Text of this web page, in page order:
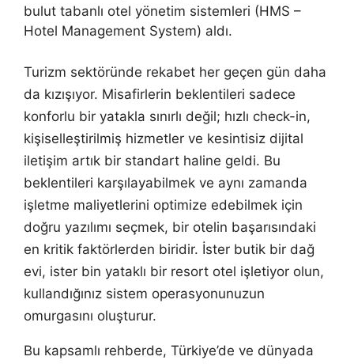
bulut tabanlı otel yönetim sistemleri (HMS –
Hotel Management System) aldı.
Turizm sektöründe rekabet her geçen gün daha
da kızışıyor. Misafirlerin beklentileri sadece
konforlu bir yatakla sınırlı değil; hızlı check-in,
kişiselleştirilmiş hizmetler ve kesintisiz dijital
iletişim artık bir standart haline geldi. Bu
beklentileri karşılayabilmek ve aynı zamanda
işletme maliyetlerini optimize edebilmek için
doğru yazılımı seçmek, bir otelin başarısındaki
en kritik faktörlerden biridir. İster butik bir dağ
evi, ister bin yataklı bir resort otel işletiyor olun,
kullandığınız sistem operasyonunuzun
omurgasını oluşturur.
Bu kapsamlı rehberde, Türkiye’de ve dünyada